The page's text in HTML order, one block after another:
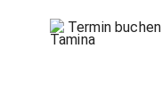
Termin buchen